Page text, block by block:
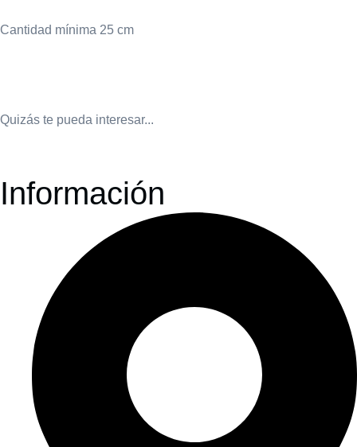
Cantidad mínima 25 cm
Quizás te pueda interesar...
Información